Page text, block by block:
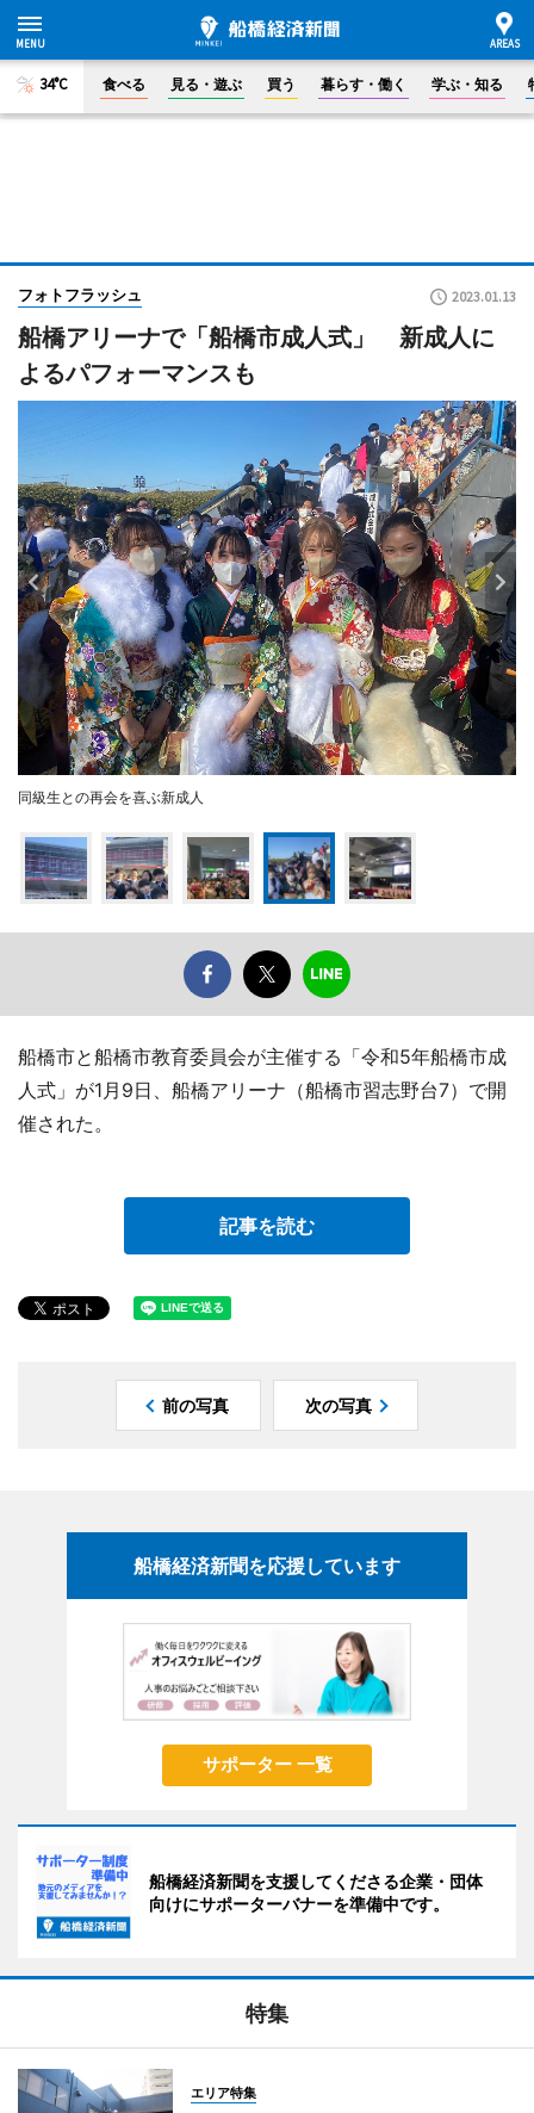
34°C 食べる 見る・遊ぶ 買う 暮らす・働く 学ぶ・知る
フォトフラッシュ 2023.01.13
船橋アリーナで「船橋市成人式」 新成人に
よるパフォーマンスも
同級生との再会を喜ぶ新成人
船橋市と船橋市教育委員会が主催する「令和5年船橋市成
人式」が1月9日、船橋アリーナ（船橋市習志野台7）で開
催された。
記事を読む
前の写真 次の写真
船橋経済新聞を応援しています
サポーター 一覧
船橋経済新聞を支援してくださる企業・団体
向けにサポーターバナーを準備中です。
特集
エリア特集